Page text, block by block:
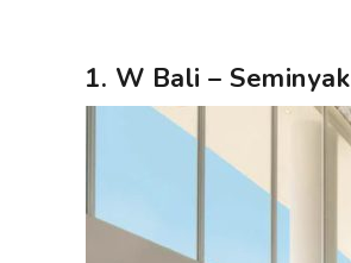
1. W Bali – Seminyak